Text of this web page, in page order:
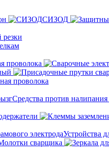
СИЗОД
резки
проволока
проволока
Средства против
Устройства
сварщика